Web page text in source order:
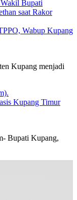
Wabup Kupang
Kupang menjadi
Kupang Timur
Bupati Kupang,